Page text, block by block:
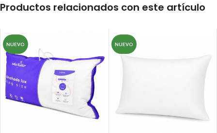
Productos relacionados con este artículo
NUEVO NUEVO